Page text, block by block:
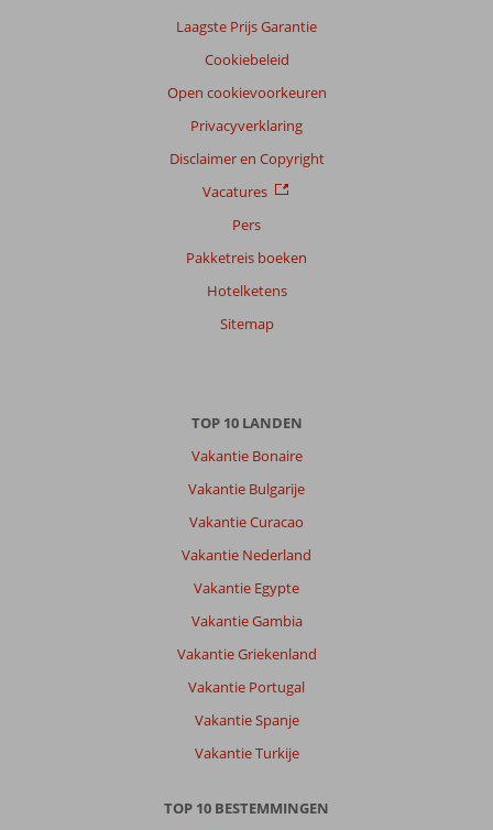
Laagste Prijs Garantie
Cookiebeleid
Open cookievoorkeuren
Privacyverklaring
Disclaimer en Copyright
Vacatures
Pers
Pakketreis boeken
Hotelketens
Sitemap
TOP 10 LANDEN
Vakantie Bonaire
Vakantie Bulgarije
Vakantie Curacao
Vakantie Nederland
Vakantie Egypte
Vakantie Gambia
Vakantie Griekenland
Vakantie Portugal
Vakantie Spanje
Vakantie Turkije
TOP 10 BESTEMMINGEN